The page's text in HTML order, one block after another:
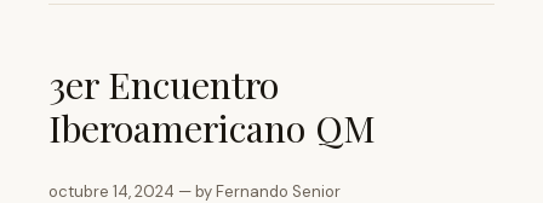
3er Encuentro
Iberoamericano QM
octubre 14, 2024 — by Fernando Senior